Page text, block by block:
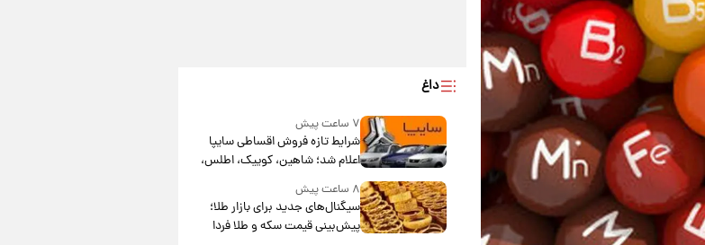
داغ
۷ ساعت پیش
شرایط تازه فروش اقساطی سایپا
اعلام شد؛ شاهین، کوییک، اطلس،
جدول
۸ ساعت پیش
سیگنال‌های جدید برای بازار طلا؛
پیش‌بینی قیمت سکه و طلا فردا